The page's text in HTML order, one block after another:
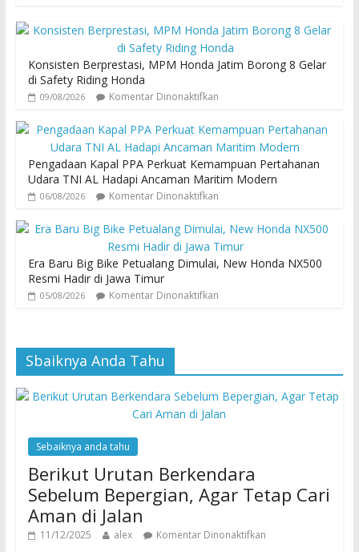
Konsisten Berprestasi, MPM Honda Jatim Borong 8 Gelar
di Safety Riding Honda
09/08/2026 Komentar Dinonaktifkan
Pengadaan Kapal PPA Perkuat Kemampuan Pertahanan
Udara TNI AL Hadapi Ancaman Maritim Modern
06/08/2026 Komentar Dinonaktifkan
Era Baru Big Bike Petualang Dimulai, New Honda NX500
Resmi Hadir di Jawa Timur
05/08/2026 Komentar Dinonaktifkan
Sbaiknya Anda Tahu
Sebaiknya anda tahu
Berikut Urutan Berkendara
Sebelum Bepergian, Agar Tetap Cari
Aman di Jalan
11/12/2025 alex Komentar Dinonaktifkan